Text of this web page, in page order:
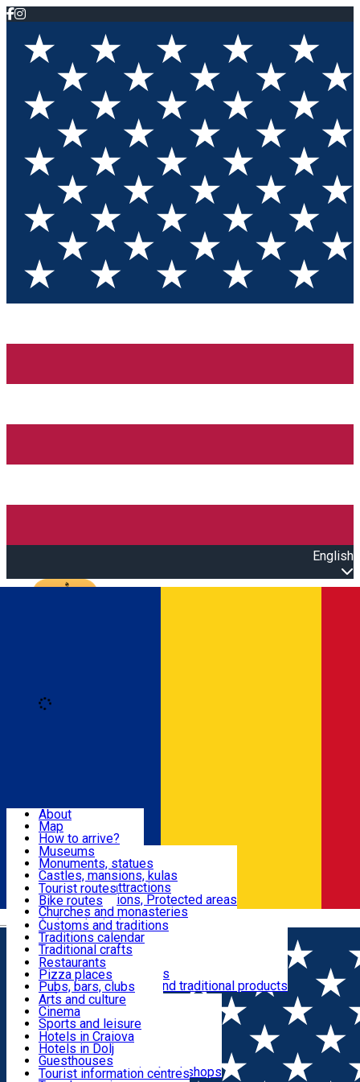
English
Română
Attractions
Routes
Customs, Traditions
Food & Drinks
Leisure & Fun
Accommodation
Useful
About
Map
How to arrive?
Recommendations
Tourist attractions
News
Museums
Monuments, statues
Castles, mansions, kulas
Architectural attractions
Natural attractions, Protected areas
Churches and monasteries
Archaeological sites
Parks and gardens
Tourist routes
Bike routes
Customs and traditions
Traditions calendar
Traditional crafts
Traditional cuisine
Wineries and vineyards
Local manufacturers and traditional products
Restaurants
Pizza places
Pubs, bars, clubs
Cafes and teahouses
Sweets and ice cream
Fast-food
Arts and culture
Cinema
Sports and leisure
Horse riding
Swimming pools
Zoo
Shopping, souvenirs, bookshops
Hotels in Craiova
Hotels in Dolj
Guesthouses
Villas
Tourist information centres